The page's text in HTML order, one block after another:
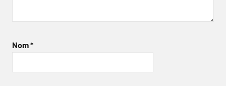
Nom*